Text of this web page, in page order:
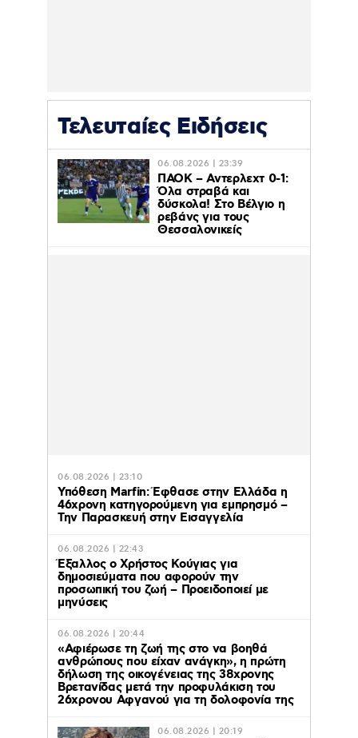
Τελευταίες Ειδήσεις
06.08.2026 | 23:39
ΠΑΟΚ – Αντερλεχτ 0-1:
Όλα στραβά και
δύσκολα! Στο Βέλγιο η
ρεβάνς για τους
Θεσσαλονικείς
06.08.2026 | 23:10
Υπόθεση Marfin: Έφθασε στην Ελλάδα η
46χρονη κατηγορούμενη για εμπρησμό –
Την Παρασκευή στην Εισαγγελία
06.08.2026 | 22:43
Έξαλλος ο Χρήστος Κούγιας για
δημοσιεύματα που αφορούν την
προσωπική του ζωή – Προειδοποιεί με
μηνύσεις
06.08.2026 | 20:44
«Αφιέρωσε τη ζωή της στο να βοηθά
ανθρώπους που είχαν ανάγκη», η πρώτη
δήλωση της οικογένειας της 38χρονης
Βρετανίδας μετά την προφυλάκιση του
26χρονου Αφγανού για τη δολοφονία της
06.08.2026 | 20:19